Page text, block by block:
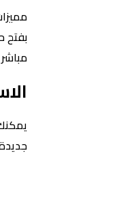
بفتح
جديدة.وأرسلها إلى